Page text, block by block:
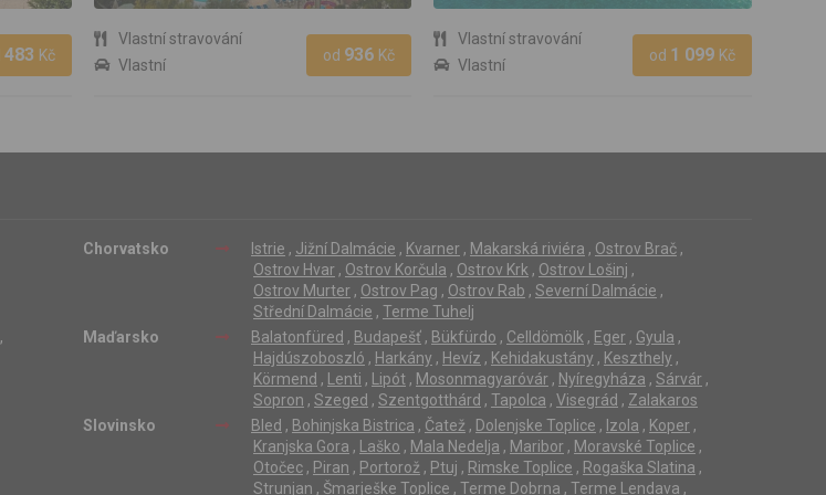
483 Kč
Vlastní stravování
Vlastní
od 936 Kč
Vlastní stravování
Vlastní
od 1 099 Kč
Chorvatsko Istrie , Jižní Dalmácie , Kvarner , Makarská riviéra , Ostrov Brač ,
Ostrov Hvar , Ostrov Korčula , Ostrov Krk , Ostrov Lošinj ,
Ostrov Murter , Ostrov Pag , Ostrov Rab , Severní Dalmácie ,
Střední Dalmácie , Terme Tuhelj
,
Maďarsko Balatonfüred , Budapešť , Bükfürdo , Celldömölk , Eger , Gyula ,
Hajdúszoboszló , Harkány , Hevíz , Kehidakustány , Keszthely ,
Körmend , Lenti , Lipót , Mosonmagyaróvár , Nyíregyháza , Sárvár ,
Sopron , Szeged , Szentgotthárd , Tapolca , Visegrád , Zalakaros
Slovinsko Bled , Bohinjska Bistrica , Čatež , Dolenjske Toplice , Izola , Koper ,
Kranjska Gora , Laško , Mala Nedelja , Maribor , Moravské Toplice ,
Otočec , Piran , Portorož , Ptuj , Rimske Toplice , Rogaška Slatina ,
Strunjan , Šmarješke Toplice , Terme Dobrna , Terme Lendava ,